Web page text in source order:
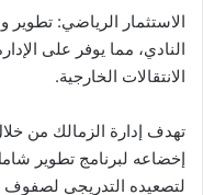
الاستثمار الرياضي: تطوير
النادي، مما يوفر على
الانتقالات الخارجية.
تهدف إدارة الزمالك من
إخضاعه لبرنامج تطوير
لتصعيده التدريجي لصفوف